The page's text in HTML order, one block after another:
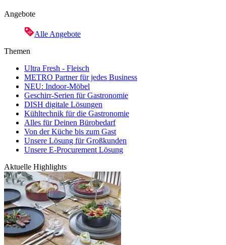
Angebote
Alle Angebote
Themen
Ultra Fresh - Fleisch
METRO Partner für jedes Business
NEU: Indoor-Möbel
Geschirr-Serien für Gastronomie
DISH digitale Lösungen
Kühltechnik für die Gastronomie
Alles für Deinen Bürobedarf
Von der Küche bis zum Gast
Unsere Lösung für Großkunden
Unsere E-Procurement Lösung
Aktuelle Highlights